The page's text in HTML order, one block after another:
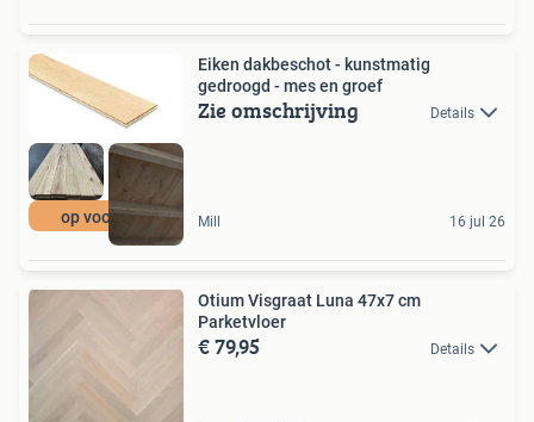
op voorraad
Eiken dakbeschot - kunstmatig
gedroogd - mes en groef
Zie omschrijving Details
Mill 16 jul 26
Otium Visgraat Luna 47x7 cm
Parketvloer
€ 79,95 Details